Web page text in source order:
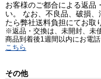
お客様のご都合による返品
い。 なお、不良品、破損
たら弊社送料負担にてお取
※返品・交換は、未開封、未
商品到着後1週間以内にお電
こちら
その他